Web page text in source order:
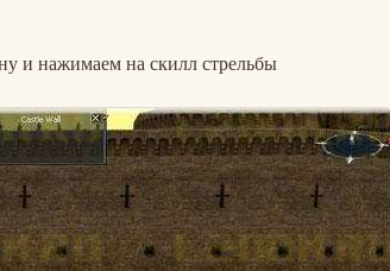
и нажимаем на скилл стрельбы